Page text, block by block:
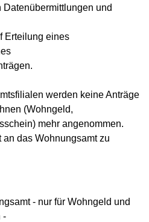
und
Erteilung eines
werden keine Anträge
(Wohngeld,
mehr angenommen.
das Wohnungsamt zu
- nur für Wohngeld und
-